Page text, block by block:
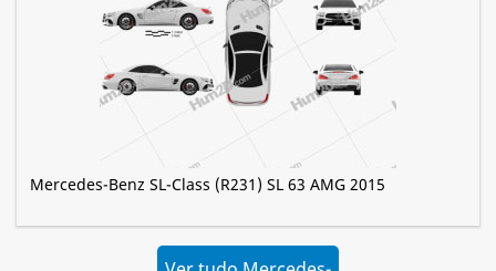
Mercedes-Benz SL-Class (R231) SL 63 AMG 2015